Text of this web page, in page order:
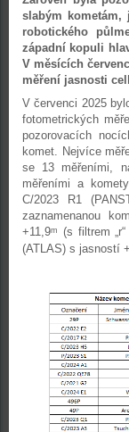
slabým
robotického
západní kopuli
V měsících
měření jasnosti
V červenci 2025
fotometrických
pozorovacích
komet. Nejvíce
se 13 měřeními,
měřeními a
C/2023 R1
zaznamenanou
+11,9m (s filtrem
(ATLAS) s jasností